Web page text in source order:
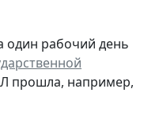
один рабочий день
прошла, например,